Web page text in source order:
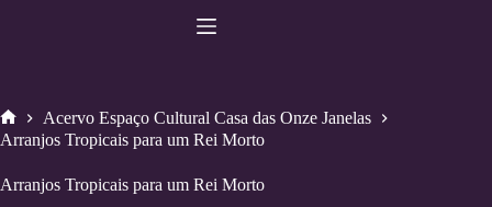
Home
Acervo Espaço Cultural Casa das Onze Janelas
Arranjos Tropicais para um Rei Morto
Arranjos Tropicais para um Rei Morto